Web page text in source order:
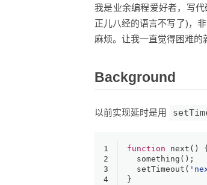
我是业余编程爱好者，写
正儿八经的语言不写了)，
麻烦。让我一直觉得困难的
Background
以前实现延时是用
1
2
3
4
function next ( )
something ();
setTimeout (
}